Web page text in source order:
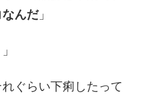
んだ」
ぐらい下痢したって